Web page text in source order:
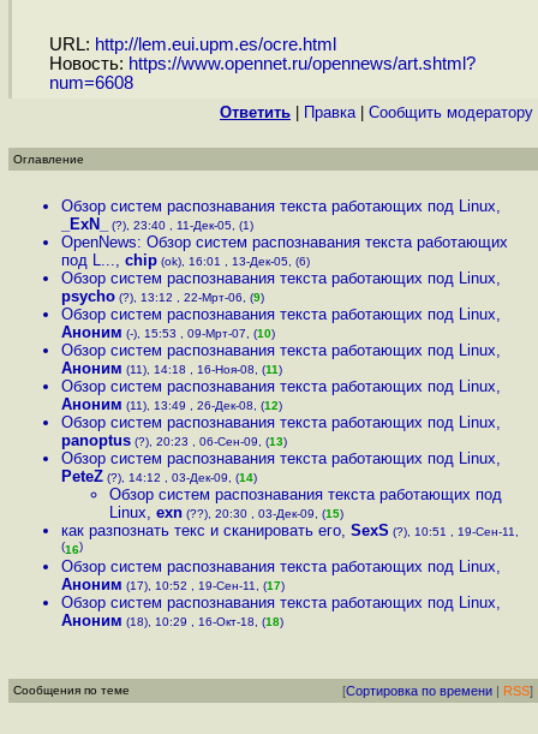
URL: http://lem.eui.upm.es/ocre.html
Новость: https://www.opennet.ru/opennews/art.shtml?
num=6608
Ответить Правка| Cообщить модератору
Оглавление
Обзор систем распознавания текста работающих под Linux,
_ExN_
(?), 23:40 , 11-Дек-05, (1)
OpenNews: Обзор систем распознавания текста работающих
под L..., chip (ok), 16:01 , 13-Дек-05, (6)
Обзор систем распознавания текста работающих под Linux,
psycho (?), 13:12 , 22-Мрт-06, (9)
Обзор систем распознавания текста работающих под Linux,
Аноним (-), 15:53 , 09-Мрт-07, (10)
Обзор систем распознавания текста работающих под Linux,
Аноним (11), 14:18 , 16-Ноя-08, (11)
Обзор систем распознавания текста работающих под Linux,
Аноним (11), 13:49 , 26-Дек-08, (12)
Обзор систем распознавания текста работающих под Linux,
panoptus (?), 20:23 , 06-Сен-09, (13)
Обзор систем распознавания текста работающих под Linux,
PeteZ (?), 14:12 , 03-Дек-09, (14)
Обзор систем распознавания текста работающих под
Linux, exn (??), 20:30 , 03-Дек-09, (15)
как разпознать текс и сканировать его, SexS (?), 10:51 , 19-Сен-11,
(16)
Обзор систем распознавания текста работающих под Linux,
Аноним (17), 10:52 , 19-Сен-11, (17)
Обзор систем распознавания текста работающих под Linux,
Аноним (18), 10:29 , 16-Окт-18, (18)
Сообщения по теме [Сортировка по времени | RSS]